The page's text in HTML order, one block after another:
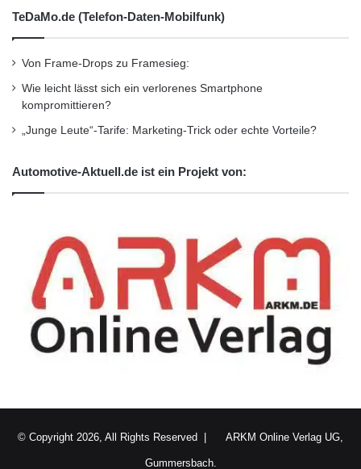
TeDaMo.de (Telefon-Daten-Mobilfunk)
Von Frame-Drops zu Framesieg:
Wie leicht lässt sich ein verlorenes Smartphone
kompromittieren?
„Junge Leute“-Tarife: Marketing-Trick oder echte Vorteile?
Automotive-Aktuell.de ist ein Projekt von:
© Copyright 2026, All Rights Reserved | ARKM Online Verlag UG,
Gummersbach.